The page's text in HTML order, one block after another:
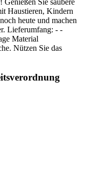
Sie saubere
Haustieren, Kindern
heute und machen
Lieferumfang: - -
Material
Nützen Sie das